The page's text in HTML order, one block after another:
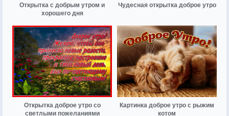
Открытка с добрым утром и
хорошего дня
Чудесная открытка доброе утро
Открытка доброе утро со
светлыми пожеланиями
Картинка доброе утро с рыжим
котом